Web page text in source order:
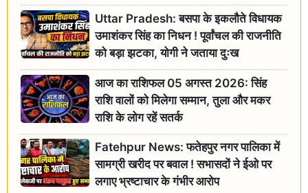
Uttar Pradesh: बसपा के इकलौते विधायक
उमाशंकर सिंह का निधन ! पूर्वांचल की राजनीति
को बड़ा झटका, योगी ने जताया दुःख
आज का राशिफल 05 अगस्त 2026: सिंह
राशि वालों को मिलेगा सम्मान, तुला और मकर
राशि के लोग रहें सतर्क
Fatehpur News: फतेहपुर नगर पालिका में
सामग्री खरीद पर बवाल ! सभासदों ने ईओ पर
लगाए भ्रष्टाचार के गंभीर आरोप